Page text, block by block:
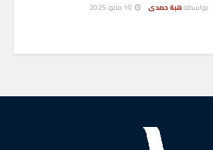
بواسطةهبة حمدى